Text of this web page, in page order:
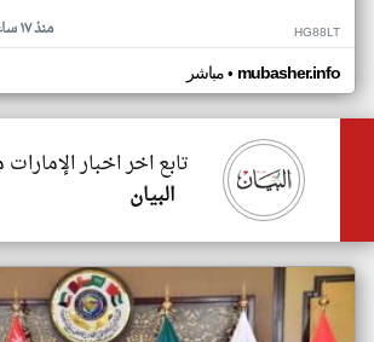
منذ ١٧ ساعة HG88LT
مباشر• mubasher.info
تابع اخر اخبار
البيان